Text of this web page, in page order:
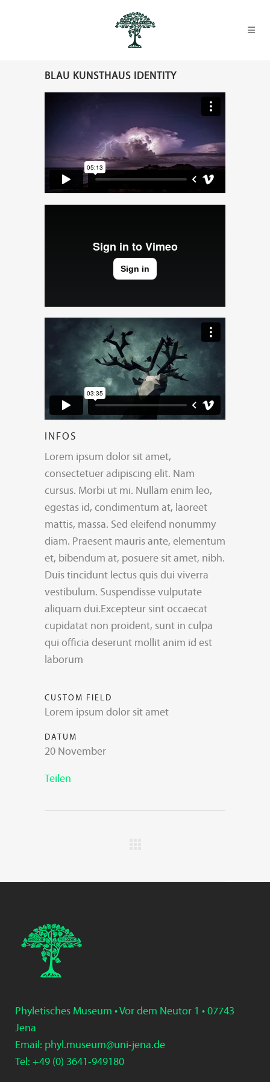
BLAU KUNSTHAUS IDENTITY
INFOS
Lorem ipsum dolor sit amet,
consectetuer adipiscing elit. Nam
cursus. Morbi ut mi. Nullam enim leo,
egestas id, condimentum at, laoreet
mattis, massa. Sed eleifend nonummy
diam. Praesent mauris ante, elementum
et, bibendum at, posuere sit amet, nibh.
Duis tincidunt lectus quis dui viverra
vestibulum. Suspendisse vulputate
aliquam dui.Excepteur sint occaecat
cupidatat non proident, sunt in culpa
qui officia deserunt mollit anim id est
laborum
CUSTOM FIELD
Lorem ipsum dolor sit amet
DATUM
20 November
Teilen
Phyletisches Museum • Vor dem Neutor 1 • 07743
Jena
Email: phyl.museum@uni-jena.de
Tel: +49 (0) 3641-949180